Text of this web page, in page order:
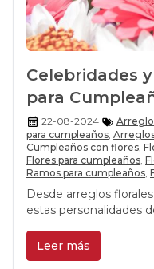
Celebridades
para
22-08-2024
para cumpleaños,
Cumpleaños con flores,
Flores para cumpleaños,
Ramos para cumpleaños,
Desde arreglos
estas personalidades
Leer más